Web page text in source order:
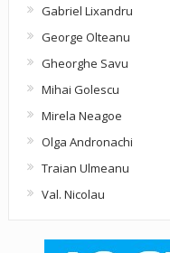
Gabriel Lixandru
George Olteanu
Gheorghe Savu
Mihai Golescu
Mirela Neagoe
Olga Andronachi
Traian Ulmeanu
Val. Nicolau